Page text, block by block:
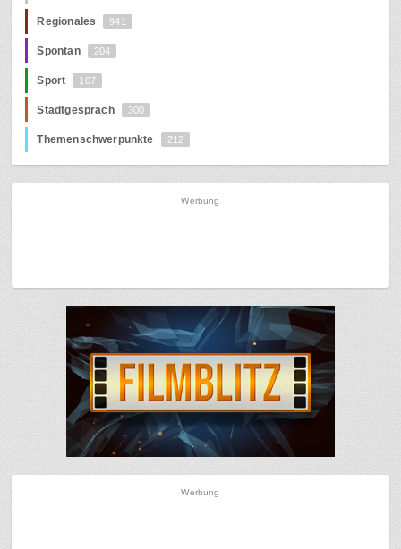
Regionales 941
Spontan 204
Sport 107
Stadtgespräch 300
Themenschwerpunkte 212
Werbung
Werbung